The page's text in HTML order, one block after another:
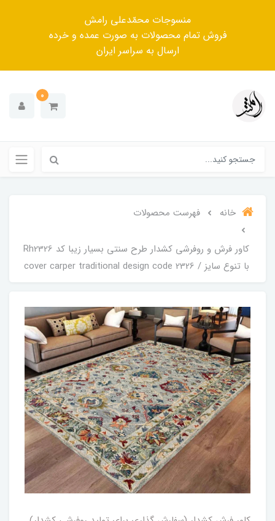
منسوجات محمّدعلی رامش
فروش تمام محصولات به صورت عمده و خرده
ارسال به سراسر ایران
0
خانه فهرست محصولات
کاور فرش و روفرشی کشدار‌ طرح سنتی بسیار زیبا کد Rh2326
با تنوع سایز / cover carper traditional design code 2326